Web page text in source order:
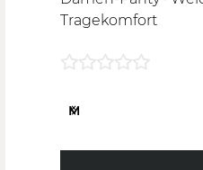
Tragekomfort
M